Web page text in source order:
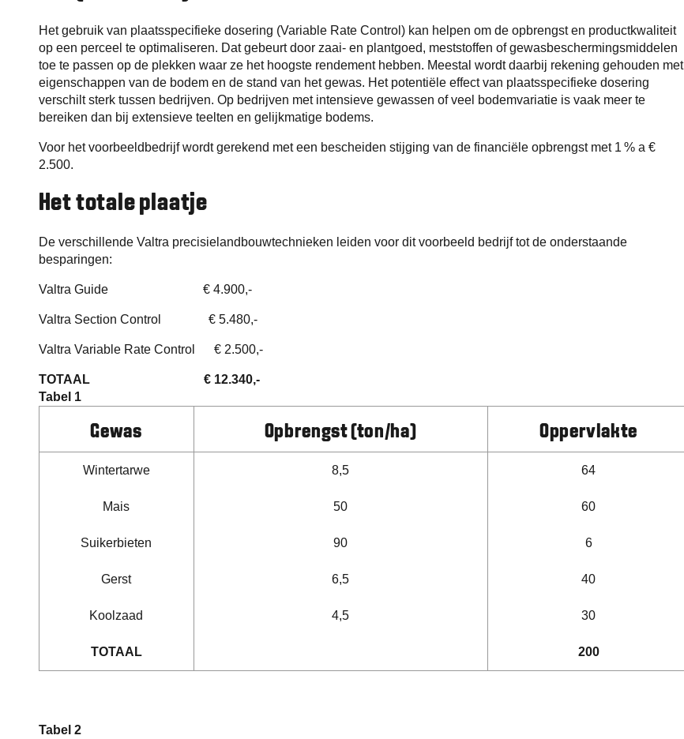
Het gebruik van plaatsspecifieke dosering (Variable Rate Control) kan helpen om de opbrengst en productkwaliteit
op een perceel te optimaliseren. Dat gebeurt door zaai- en plantgoed, meststoffen of gewasbeschermingsmiddelen
toe te passen op de plekken waar ze het hoogste rendement hebben. Meestal wordt daarbij rekening gehouden met
eigenschappen van de bodem en de stand van het gewas. Het potentiële effect van plaatsspecifieke dosering
verschilt sterk tussen bedrijven. Op bedrijven met intensieve gewassen of veel bodemvariatie is vaak meer te
bereiken dan bij extensieve teelten en gelijkmatige bodems.
Voor het voorbeeldbedrijf wordt gerekend met een bescheiden stijging van de financiële opbrengst met 1 % a €
2.500.
Het totale plaatje
De verschillende Valtra precisielandbouwtechnieken leiden voor dit voorbeeld bedrijf tot de onderstaande
besparingen:
Valtra Guide € 4.900,-
Valtra Section Control € 5.480,-
Valtra Variable Rate Control € 2.500,-
TOTAAL € 12.340,-
Tabel 1
Gewas Opbrengst (ton/ha) Oppervlakte
Wintertarwe 8,5 64
Mais 50 60
Suikerbieten 90 6
Gerst 6,5 40
Koolzaad 4,5 30
TOTAAL 200
Tabel 2